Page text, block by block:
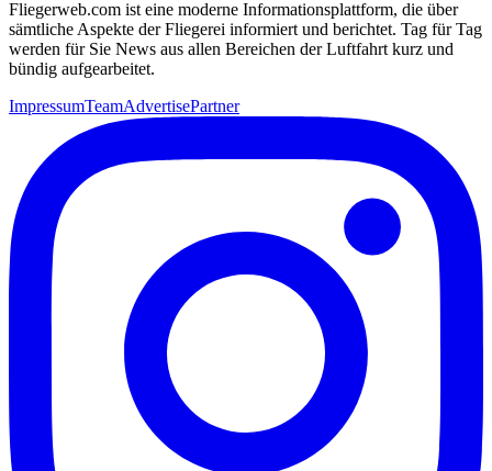
Fliegerweb.com ist eine moderne Informationsplattform, die über
sämtliche Aspekte der Fliegerei informiert und berichtet. Tag für Tag
werden für Sie News aus allen Bereichen der Luftfahrt kurz und
bündig aufgearbeitet.
ImpressumTeamAdvertisePartner